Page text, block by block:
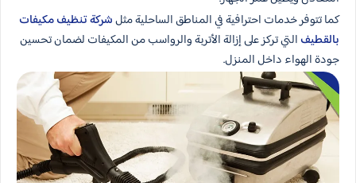
كما تتوفر خدمات احترافية في المناطق الساحلية مثلشركة تنظيف مكيفات
بالقطيفالتي تركز على إزالة الأتربة والرواسب من المكيفات لضمان تحسين
جودة الهواء داخل المنزل.